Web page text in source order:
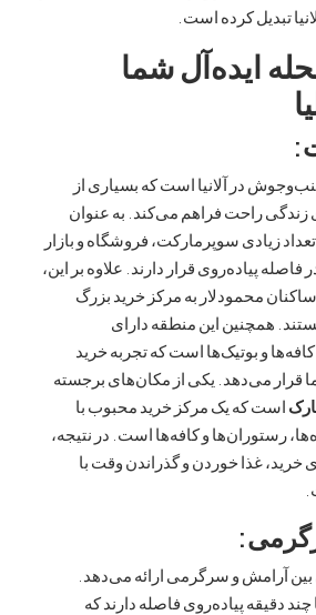
است.
شما
است که بسیاری از
فراهم می‌کند. به عنوان
فروشگاه و بازار
قرار دارند. علاوه بر این،
به مرکز خرید بزرگ
این منطقه دارای
است که تجربه خرید
یکی از مکان‌های برجسته
مرکز خرید محبوب با
و کافه‌ها است. در نتیجه،
و گذراندن وقت با
سرگرمی ارائه می‌دهد.
فاصله دارند که